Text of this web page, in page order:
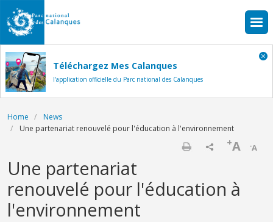
Skip to main content
Téléchargez Mes Calanques
l'application officielle du Parc national des Calanques
Breadcrumb
Home
News
Une partenariat renouvelé pour l'éducation à l'environnement
-A
+A
Une partenariat
renouvelé pour l'éducation à
l'environnement